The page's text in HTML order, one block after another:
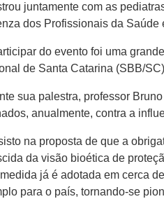
juntamente com as
dos Profissionais da Saúde
do evento foi uma
de Santa Catarina (SBB/
sua palestra, professor
anualmente, contra a
na proposta de que a
da visão bioética de
já é adotada em cerca
para o país, tornando-se